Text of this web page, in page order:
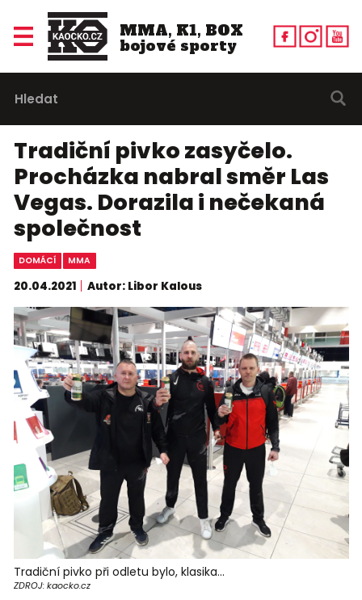
MMA, K1, BOX
bojové sporty
Tradiční pivko zasyčelo.
Procházka nabral směr Las
Vegas. Dorazila i nečekaná
společnost
DOMÁCÍ MMA
20.04.2021 Autor: Libor Kalous
Tradiční pivko při odletu bylo, klasika...
ZDROJ: kaocko.cz